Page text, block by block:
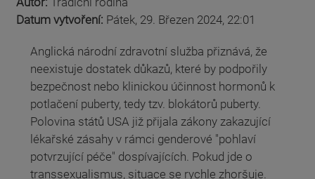
Datum vytvoření: Pátek, 29. Březen 2024, 22:01
Anglická národní zdravotní služba přiznává, že
neexistuje dostatek důkazů, které by podpořily
bezpečnost nebo klinickou účinnost hormonů k
potlačení puberty, tedy tzv. blokátorů puberty.
Polovina států USA již přijala zákony zakazující
lékařské zásahy v rámci genderové "pohlaví
potvrzující péče" dospívajících. Pokud jde o
transsexualismus, situace se rychle zhoršuje.